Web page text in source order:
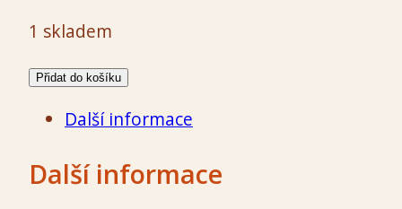
1 skladem
Pítko
Přidat do košíku
Další informace
Další informace